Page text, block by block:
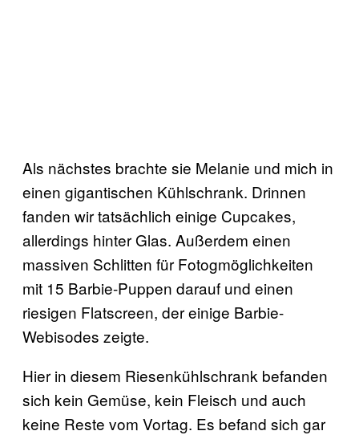
Als nächstes brachte sie Melanie und mich in
einen gigantischen Kühlschrank. Drinnen
fanden wir tatsächlich einige Cupcakes,
allerdings hinter Glas. Außerdem einen
massiven Schlitten für Fotogmöglichkeiten
mit 15 Barbie-Puppen darauf und einen
riesigen Flatscreen, der einige Barbie-
Webisodes zeigte.
Hier in diesem Riesenkühlschrank befanden
sich kein Gemüse, kein Fleisch und auch
keine Reste vom Vortag. Es befand sich gar